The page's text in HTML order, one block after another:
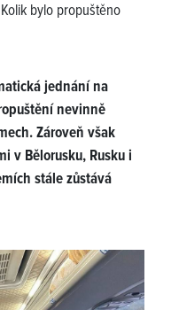
bylo propuštěno
jednání na
nevinně
Zároveň však
v Bělorusku, Rusku i
stále zůstává